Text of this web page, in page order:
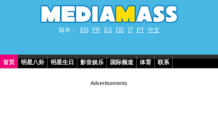
版本： EN FR ES DE IT PT 中文
首页 明星八卦 明星生日 影音娱乐 国际频道 体育 联系